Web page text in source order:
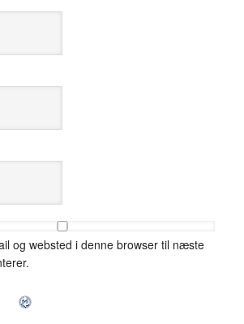
og websted i denne browser til næste